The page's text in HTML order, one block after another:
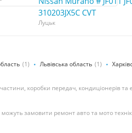
310203JX5C CVT
Луцьк
(1) Львівська область (1)
коробки передач, кондиціонерів та
можуть замовити ремонт авто та мото